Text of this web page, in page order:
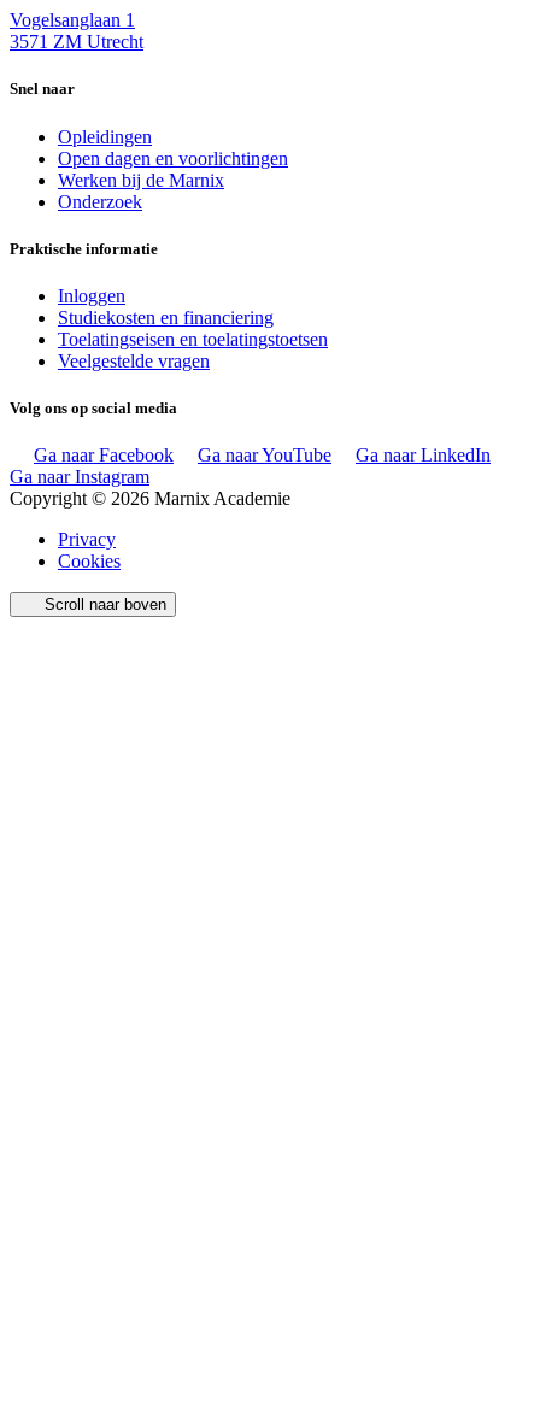
Vogelsanglaan 1
3571 ZM Utrecht
Snel naar
Opleidingen
Open dagen en voorlichtingen
Werken bij de Marnix
Onderzoek
Praktische informatie
Inloggen
Studiekosten en financiering
Toelatingseisen en toelatingstoetsen
Veelgestelde vragen
Volg ons op social media
Ga naar Facebook Ga naar YouTube
Ga naar LinkedIn
Ga naar Instagram
Copyright © 2026 Marnix Academie
Privacy
Cookies
Scroll naar boven